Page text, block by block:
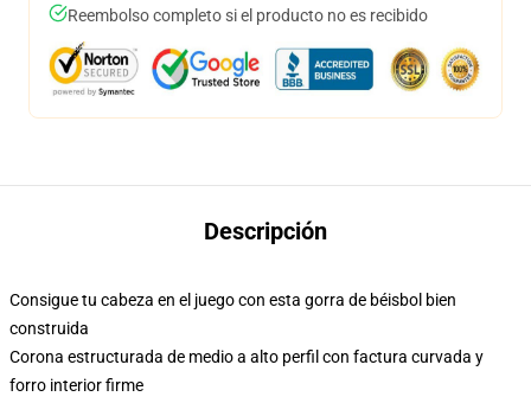
Reembolso completo si el producto no es recibido
Descripción
Consigue tu cabeza en el juego con esta gorra de béisbol bien
construida
Corona estructurada de medio a alto perfil con factura curvada y
forro interior firme